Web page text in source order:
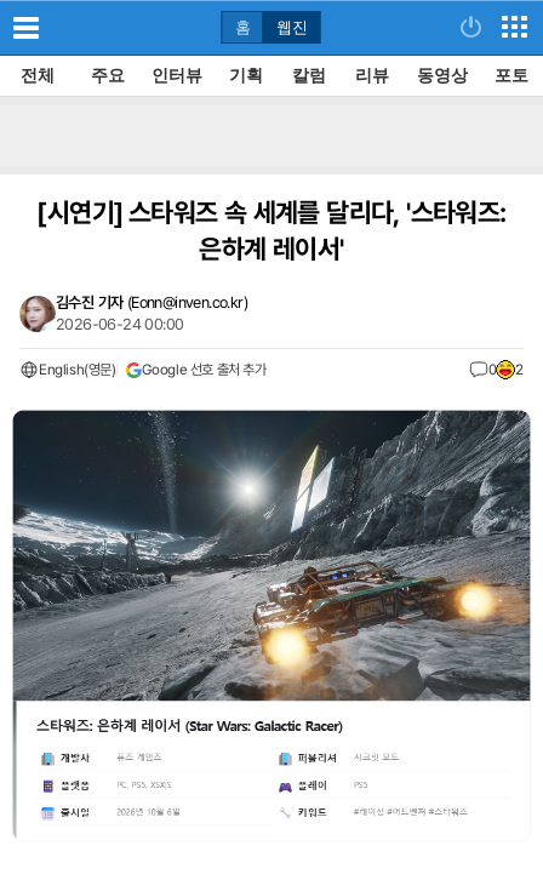
홈 웹진
전체 주요 인터뷰 기획 칼럼 리뷰 동영상 포토
[시연기]스타워즈 속 세계를 달리다, '스타워즈:
은하계 레이서'
김수진 기자 (Eonn@inven.co.kr)
2026-06-24 00:00
English(영문) Google 선호 출처 추가 0 2